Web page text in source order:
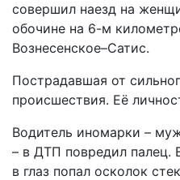
совершил наезд на
обочине на 6-м
Вознесенское–Сатис.
Пострадавшая от
происшествия. Её
Водитель иномарки –
– в ДТП повредил палец.
в глаз попал осколок